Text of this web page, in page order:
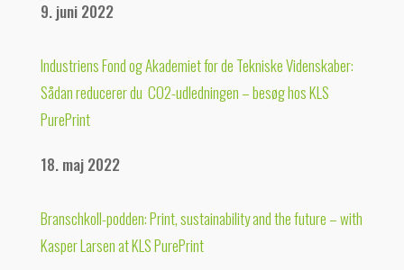
9. juni 2022
Industriens Fond og Akademiet for de Tekniske Videnskaber:
Sådan reducerer du CO2-udledningen – besøg hos KLS
PurePrint
18. maj 2022
Branschkoll-podden: Print, sustainability and the future – with
Kasper Larsen at KLS PurePrint